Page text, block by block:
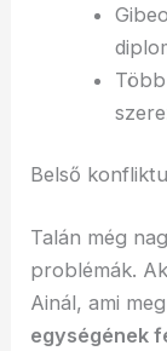
Belső
Talán még
problémák.
Ainál, ami
egységének